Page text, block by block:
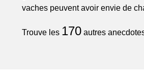
vaches peuvent avoir envie de
Trouve les 170autres